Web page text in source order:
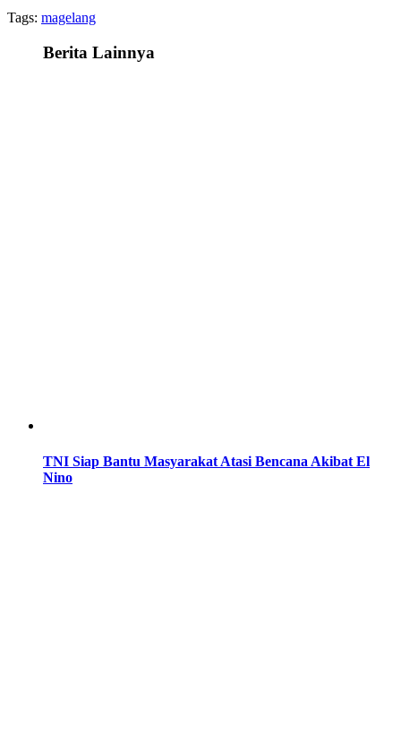
Share
Tags: magelang
Berita Lainnya
TNI Siap Bantu Masyarakat Atasi Bencana Akibat El
Nino